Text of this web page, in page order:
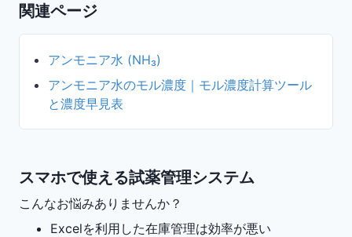
関連ページ
アンモニア水 (NH₃)
アンモニア水のモル濃度｜モル濃度計算ツール
と濃度早見表
スマホで使える試薬管理システム
こんなお悩みありませんか？
Excelを利用した在庫管理は効率が悪い